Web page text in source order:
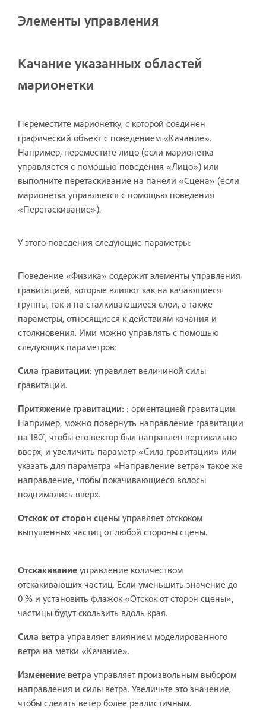
Элементы управления
Качание указанных областей
марионетки
Переместите марионетку, с которой соединен
графический объект с поведением «Качание».
Например, переместите лицо (если марионетка
управляется с помощью поведения «Лицо») или
выполните перетаскивание на панели «Сцена» (если
марионетка управляется с помощью поведения
«Перетаскивание»).
У этого поведения следующие параметры:
Поведение «Физика» содержит элементы управления
гравитацией, которые влияют как на качающиеся
группы, так и на сталкивающиеся слои, а также
параметры, относящиеся к действиям качания и
столкновения. Ими можно управлять с помощью
следующих параметров:
Сила гравитации: управляет величиной силы
гравитации.
Притяжение гравитации: : ориентацией гравитации.
Например, можно повернуть направление гравитации
на 180°, чтобы его вектор был направлен вертикально
вверх, и увеличить параметр «Сила гравитации» или
указать для параметра «Направление ветра» такое же
направление, чтобы покачивающиеся волосы
поднимались вверх.
Отскок от сторон сцены управляет отскоком
выпущенных частиц от любой стороны сцены.
Отскакивание управление количеством
отскакивающих частиц. Если уменьшить значение до
0 % и установить флажок «Отскок от сторон сцены»,
частицы будут скользить вдоль края.
Сила ветра управляет влиянием моделированного
ветра на метки «Качание».
Изменение ветра управляет произвольным выбором
направления и силы ветра. Увеличьте это значение,
чтобы сделать ветер более реалистичным.